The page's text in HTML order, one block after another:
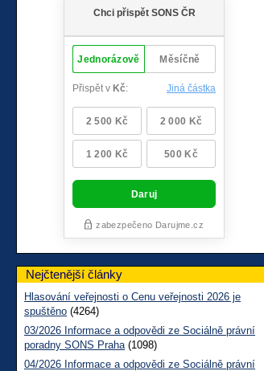
Nejčtenější články
Hlasování veřejnosti o Cenu veřejnosti 2026 je
spuštěno (4264)
03/2026 Informace a odpovědi ze Sociálně právní
poradny SONS Praha (1098)
04/2026 Informace a odpovědi ze Sociálně právní